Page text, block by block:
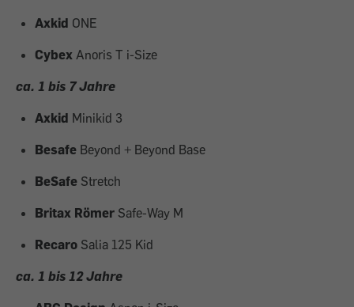
Axkid ONE
Cybex Anoris T i-Size
ca. 1 bis 7 Jahre
Axkid Minikid 3
Besafe Beyond + Beyond Base
BeSafe Stretch
Britax Römer Safe-Way M
Recaro Salia 125 Kid
ca. 1 bis 12 Jahre